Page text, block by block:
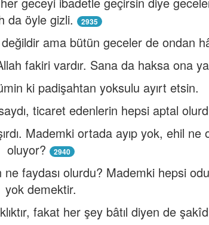
da öyle gizli.
2935
ama bütün geceler de ondan
fakiri vardır. Sana da haksa ona
ki padişahtan yoksulu ayırt etsin.
ticaret edenlerin hepsi aptal
Mademki ortada ayıp yok, ehil ne
oluyor?
2940
ne faydası olurdu? Mademki hepsi
yok demektir.
fakat her şey bâtıl diyen de